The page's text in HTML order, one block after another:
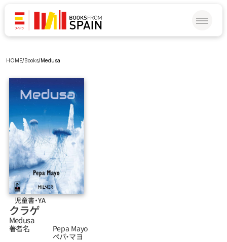
HOME/Books/Medusa
児童書・YA
クラゲ
Medusa
著者名
Pepa Mayo
ぺパ‧マヨ